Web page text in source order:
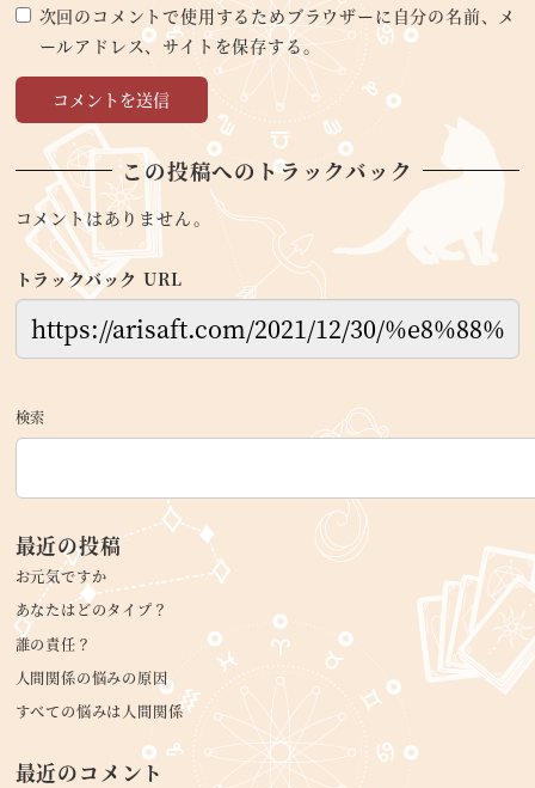
次回のコメントで使用するためブラウザーに自分の名前、メ
ールアドレス、サイトを保存する。
この投稿へのトラックバック
コメントはありません。
トラックバック URL
検索
最近の投稿
お元気ですか
あなたはどのタイプ？
誰の責任？
人間関係の悩みの原因
すべての悩みは人間関係
最近のコメント